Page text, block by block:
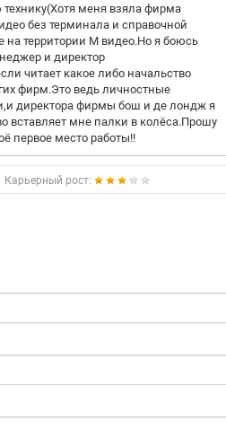
технику(Хотя меня взяла фирма
без терминала и справочной
территории М видео.Но я боюсь
и директор
читает какое либо начальство
фирм.Это ведь личностные
директора фирмы бош и де лондж я
вставляет мне палки в колёса.Прошу
первое место работы!!
Карьерный рост: